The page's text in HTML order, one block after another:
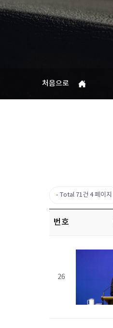
처음으로
Total 71건 4 페이지
번호
26